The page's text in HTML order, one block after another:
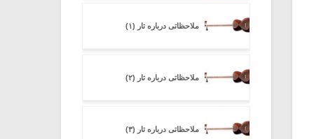
ملاحظاتی درباره تار (۱)
ملاحظاتی درباره تار (۲)
ملاحظاتی درباره تار (۳)